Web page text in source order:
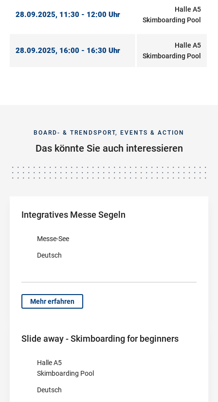
28.09.2025, 11:30 - 12:00 Uhr
Halle A5
Skimboarding Pool
28.09.2025, 16:00 - 16:30 Uhr
Halle A5
Skimboarding Pool
BOARD- & TRENDSPORT, EVENTS & ACTION
Das könnte Sie auch interessieren
Integratives Messe Segeln
Messe-See
Deutsch
Mehr erfahren
Slide away - Skimboarding for beginners
Halle A5
Skimboarding Pool
Deutsch